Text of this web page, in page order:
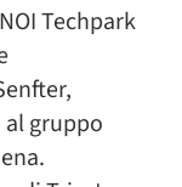
Techpark
gruppo